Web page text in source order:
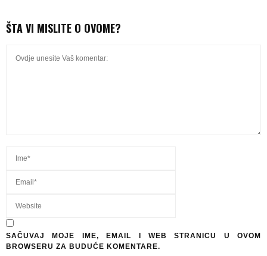
ŠTA VI MISLITE O OVOME?
SAČUVAJ MOJE IME, EMAIL I WEB STRANICU U OVOM
BROWSERU ZA BUDUĆE KOMENTARE.